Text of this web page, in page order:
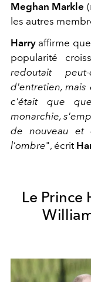
Meghan Markle
les autres
Harry affirme
popularité
redoutait
d'entretien, mais
c'était que
monarchie,
de nouveau et
l'ombre", écrit
Le Prince